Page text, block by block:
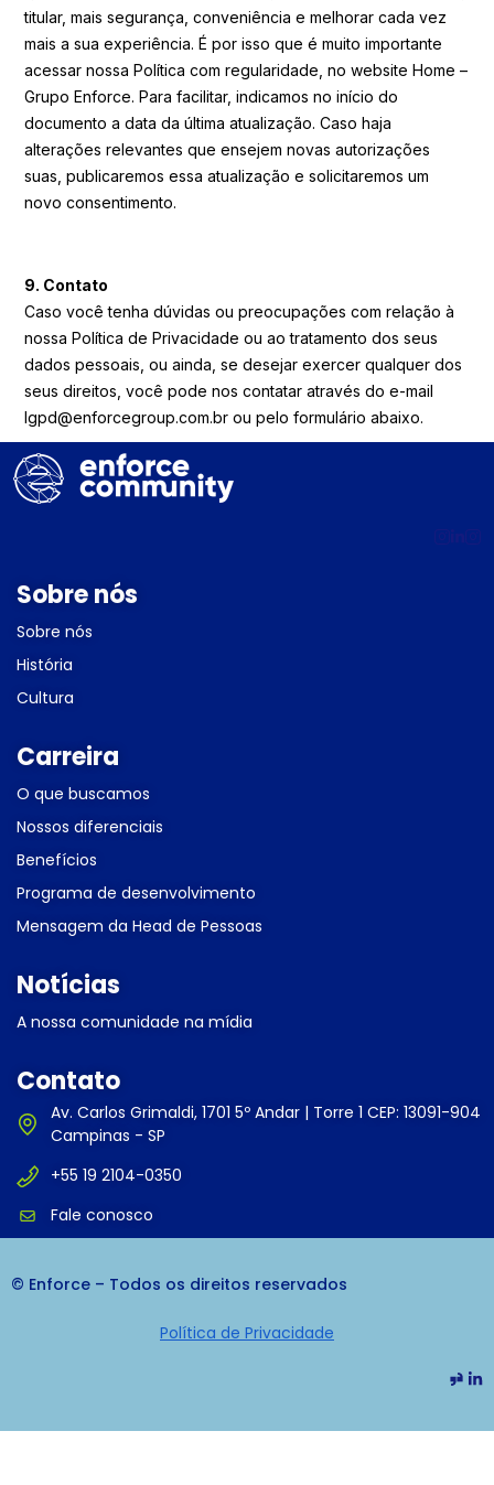
titular, mais segurança, conveniência e melhorar cada vez
mais a sua experiência. É por isso que é muito importante
acessar nossa Política com regularidade, no website Home –
Grupo Enforce. Para facilitar, indicamos no início do
documento a data da última atualização. Caso haja
alterações relevantes que ensejem novas autorizações
suas, publicaremos essa atualização e solicitaremos um
novo consentimento.
9. Contato
Caso você tenha dúvidas ou preocupações com relação à
nossa Política de Privacidade ou ao tratamento dos seus
dados pessoais, ou ainda, se desejar exercer qualquer dos
seus direitos, você pode nos contatar através do e-mail
lgpd@enforcegroup.com.br ou pelo formulário abaixo.
Sobre nós
Sobre nós
História
Cultura
Carreira
O que buscamos
Nossos diferenciais
Benefícios
Programa de desenvolvimento
Mensagem da Head de Pessoas
Notícias
A nossa comunidade na mídia
Contato
Av. Carlos Grimaldi, 1701 5º Andar | Torre 1 CEP: 13091-904
Campinas - SP
+55 19 2104-0350
Fale conosco
© Enforce – Todos os direitos reservados
Política de Privacidade